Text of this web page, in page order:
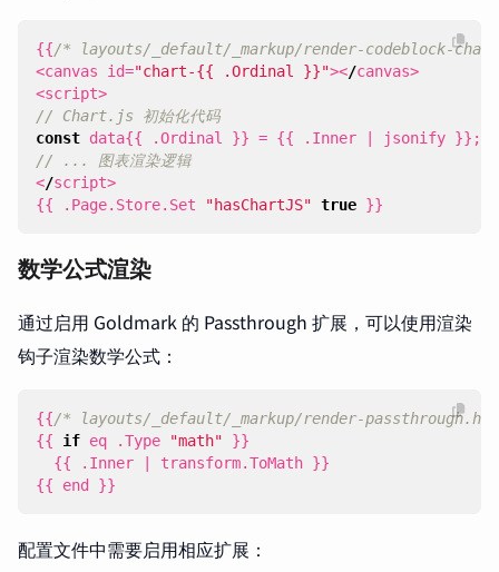
{{/* layouts/_default/_markup/render-codeblock-
<canvas id="chart-{{ .Ordinal }}"></canvas>
<script>
// Chart.js 初始化代码
const data{{ .Ordinal }} = {{ . Inner jsonify }};
// ... 图表渲染逻辑
</script>
{{
. Page. Store. Set "hasChartJS" true }}
数学公式渲染
通过启用 Goldmark 的 Passthrough 扩展，可以使用渲染
钩子渲染数学公式：
{{/* layouts/_default/_markup/render-
{{
if eq .Type "math"
}}
{{
. Inner transform.ToMath }}
{{
end }}
配置文件中需要启用相应扩展：